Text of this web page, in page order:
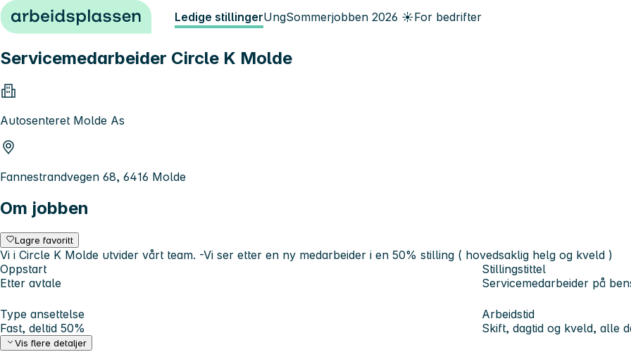
Hopp til innhold Ledige stillingerUngSommerjobben 2026 ☀️For bedrifter
Servicemedarbeider Circle K Molde
Autosenteret Molde As
Fannestrandvegen 68, 6416 Molde
Om jobben
Lagre favoritt
Vi i Circle K Molde utvider vårt team. -Vi ser etter en ny medarbeider i en 50% stilling ( hovedsaklig helg og kveld )
Oppstart
Etter avtale
Stillingstittel
Servicemedarbeider på
Type ansettelse
Fast, deltid 50%
Arbeidstid
Skift, dagtid og kveld, alle
Vis flere detaljer